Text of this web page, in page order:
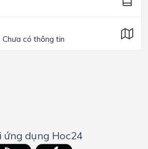
có thông tin
ứng dụng Hoc24